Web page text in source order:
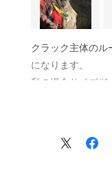
クラック主体のル
になります。
私の場合サイズ
トを持っていきま
2setフルに必要